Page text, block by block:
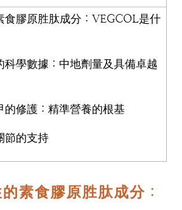
食膠原胜肽成分：VEGCOL是什
科學數據：中地劑量及具備卓越
的修護：精準營養的根基
節的支持
素食膠原胜肽成分：